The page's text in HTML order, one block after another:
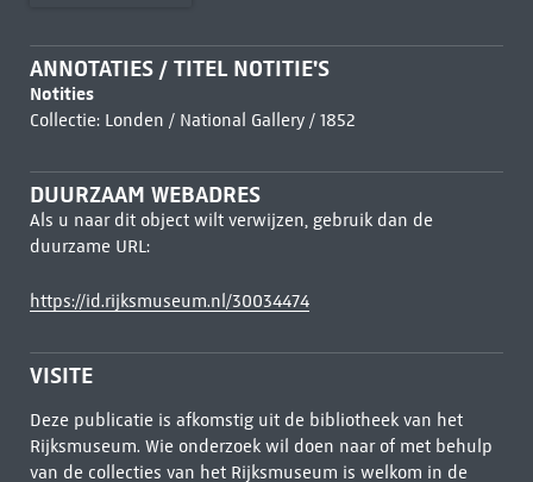
ANNOTATIES / TITEL NOTITIE'S
Notities
Collectie: Londen / National Gallery / 1852
DUURZAAM WEBADRES
Als u naar dit object wilt verwijzen, gebruik dan de
duurzame URL:
https://id.rijksmuseum.nl/30034474
VISITE
Deze publicatie is afkomstig uit de bibliotheek van het
Rijksmuseum. Wie onderzoek wil doen naar of met behulp
van de collecties van het Rijksmuseum is welkom in de